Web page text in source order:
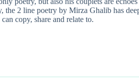
2 line poetry by Mirza Ghalib has
copy, share and relate to.